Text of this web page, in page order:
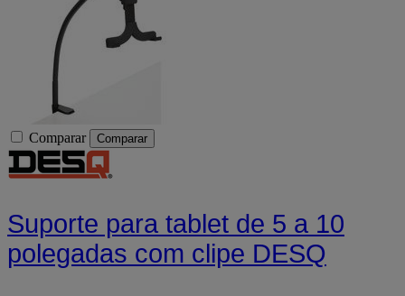
Comparar Comparar
Suporte para tablet de 5 a 10
polegadas com clipe DESQ